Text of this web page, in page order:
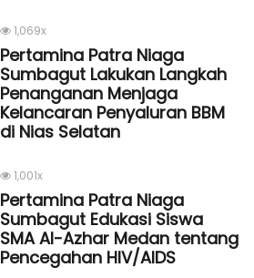
1,069x
Pertamina Patra Niaga
Sumbagut Lakukan Langkah
Penanganan Menjaga
Kelancaran Penyaluran BBM
di Nias Selatan
1,001x
Pertamina Patra Niaga
Sumbagut Edukasi Siswa
SMA Al-Azhar Medan tentang
Pencegahan HIV/AIDS